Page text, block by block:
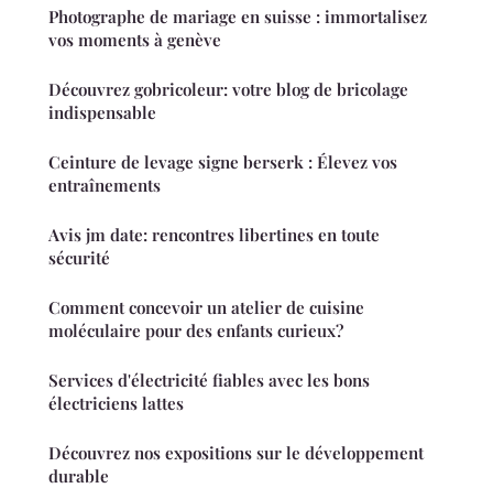
Photographe de mariage en suisse : immortalisez
vos moments à genève
Découvrez gobricoleur: votre blog de bricolage
indispensable
Ceinture de levage signe berserk : Élevez vos
entraînements
Avis jm date: rencontres libertines en toute
sécurité
Comment concevoir un atelier de cuisine
moléculaire pour des enfants curieux?
Services d'électricité fiables avec les bons
électriciens lattes
Découvrez nos expositions sur le développement
durable